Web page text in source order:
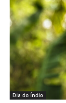
Dia do Índio